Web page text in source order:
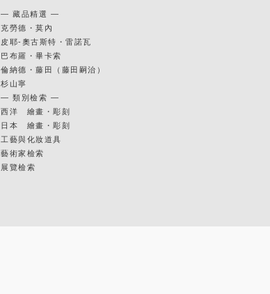
— 藏品精選 —
克勞德・莫內
皮耶-奧古斯特・雷諾瓦
巴布羅・畢卡索
倫納德・藤田（藤田嗣治）
杉山寧
— 類別檢索 —
西洋 繪畫・彫刻
日本 繪畫・彫刻
工藝與化妝道具
藝術家檢索
展覽檢索